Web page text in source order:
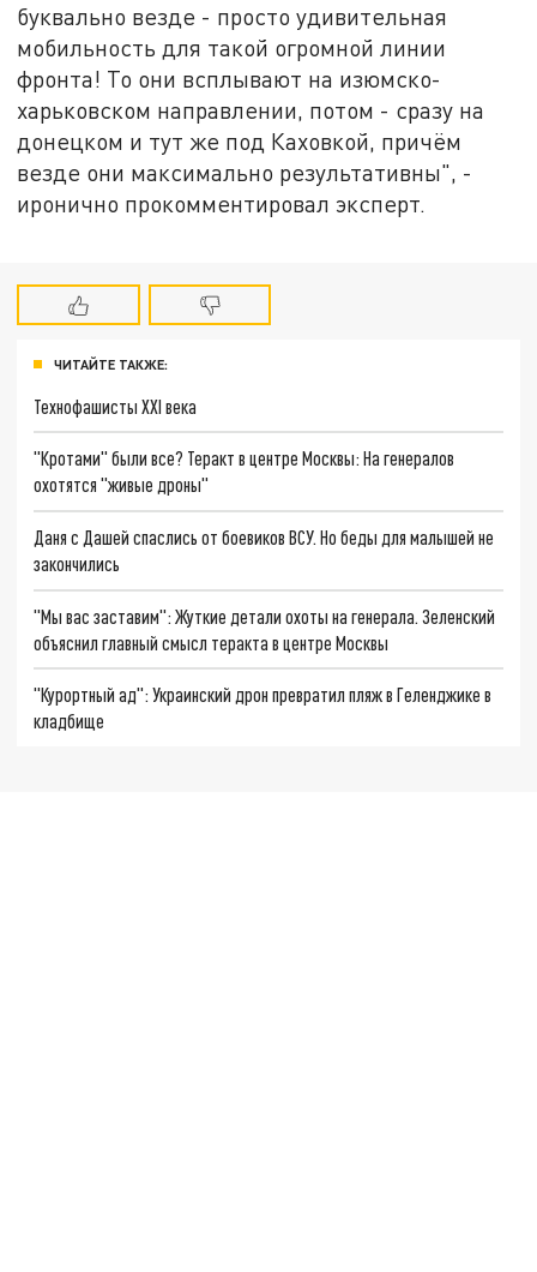
буквально везде - просто удивительная
мобильность для такой огромной линии
фронта! То они всплывают на изюмско-
харьковском направлении, потом - сразу на
донецком и тут же под Каховкой, причём
везде они максимально результативны", -
иронично прокомментировал эксперт.
ЧИТАЙТЕ ТАКЖЕ:
Технофашисты XXI века
"Кротами" были все? Теракт в центре Москвы: На генералов
охотятся "живые дроны"
Даня с Дашей спаслись от боевиков ВСУ. Но беды для малышей не
закончились
"Мы вас заставим": Жуткие детали охоты на генерала. Зеленский
объяснил главный смысл теракта в центре Москвы
"Курортный ад": Украинский дрон превратил пляж в Геленджике в
кладбище